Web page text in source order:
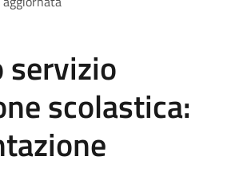
servizio
scolastica: